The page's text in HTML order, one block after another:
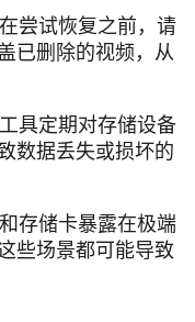
尝试恢复之前，请
已删除的视频，从
具定期对存储设备
数据丢失或损坏的
存储卡暴露在极端
些场景都可能导致